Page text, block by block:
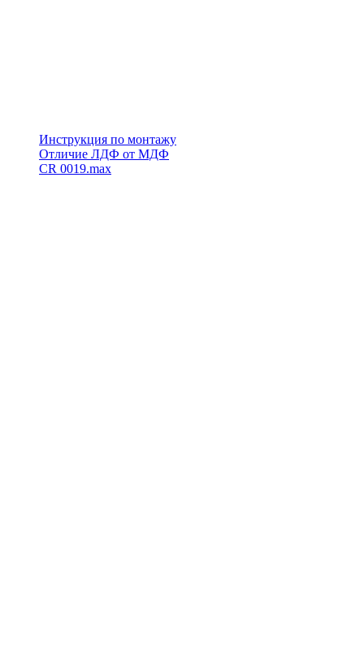
Инструкция по монтажу
Отличие ЛДФ от МДФ
CR 0019.max